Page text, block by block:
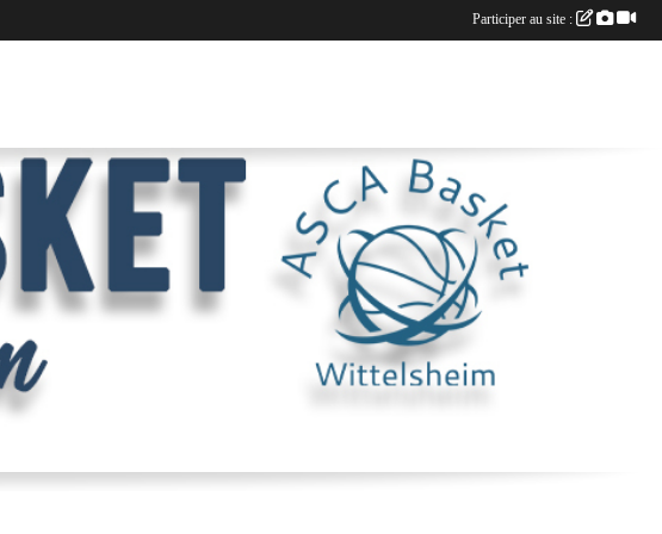
Participer au site :